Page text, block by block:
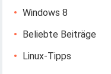
Windows 8
Beliebte Beiträge
Linux-Tipps